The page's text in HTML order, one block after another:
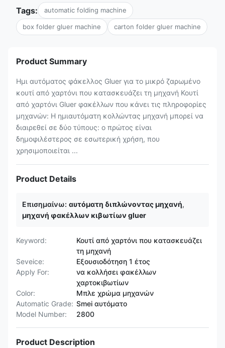
Tags: automatic folding machine
box folder gluer machine carton folder gluer machine
Product Summary
Ημι αυτόματος φάκελλος Gluer για το μικρό ζαρωμένο
κουτί από χαρτόνι που κατασκευάζει τη μηχανή Κουτί
από χαρτόνι Gluer φακέλλων που κάνει τις πληροφορίες
μηχανών: Η ημιαυτόματη κολλώντας μηχανή μπορεί να
διαιρεθεί σε δύο τύπους: ο πρώτος είναι
δημοφιλέστερος σε εσωτερική χρήση, που
χρησιμοποιείται ...
Product Details
Επισημαίνω: αυτόματη διπλώνοντας μηχανή,
μηχανή φακέλλων κιβωτίων gluer
Keyword:
Κουτί από χαρτόνι που κατασκευάζει
τη μηχανή
Seveice:
Εξουσιοδότηση 1 έτος
Apply For:
να κολλήσει φακέλλων
χαρτοκιβωτίων
Color:
Μπλε χρώμα μηχανών
Automatic Grade: Smei αυτόματο
Model Number:
2800
Product Description